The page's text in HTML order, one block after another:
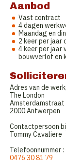
Aanbod
Vast contract
4 dagen
Maandag en
2 keer per jaar
4 keer per jaar
bouwverlof en
Adres van de
The London
Amsterdamstraat
2000 Antwerpen
Contactpersoon
Tommy Cavaliere
Telefoonnummer :
0476 30 81 79